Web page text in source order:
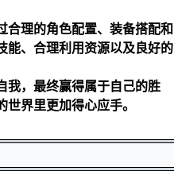
合理的角色配置、装备搭配和
能、合理利用资源以及良好的
我，最终赢得属于自己的胜
界里更加得心应手。